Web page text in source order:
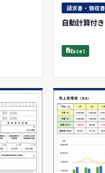
請求書・領収
自動計算付
Excel